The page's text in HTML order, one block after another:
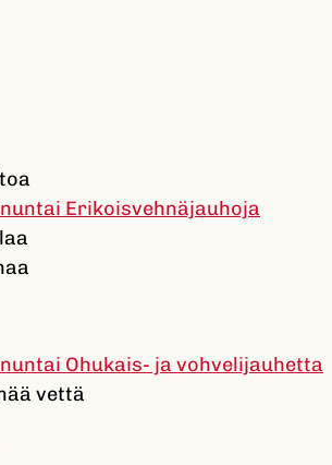
Erikoisvehnäjauhoja
Ohukais- ja vohvelijauhetta
vettä